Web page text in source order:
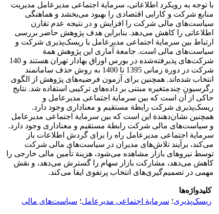
با توجه به رویکرد اطلاعاتی، سرمایة اجتماعی مدیرعامل مدیریت
منابع شرکت و کارایی اقتصادی را بهبود می‌بخشد و هماهنگی
سیاست‌های مالی شرکت را افزایش و در نتیجه عدم تقارن
اطلاعاتی را کاهش می‌دهد. بنابراین هدف پژوهش حاضر بررسی
ارتباط بین سرمایة اجتماعی مدیرعامل با ریسک‌پذیری شرکت و
سیاست‌های مالی است. جامعة آماری این پژوهش همة
شرکت‌های پذیرفته‌شده در بورس اوراق بهادار تهران هستند و 140
شرکت در دورة زمانی 1395 تا 1400 به روش حذف سامانمند
انتخاب‌ شده‌اند. همچنین برای آزمون فرضیه‌های پژوهش از الگوی
رگرسیون چندمتغیره مبتنی بر داده‌های ترکیبی استفاده شد. نتایج
حاکی از آن است که بین سرمایة اجتماعی مدیرعامل و
ریسک‌پذیری شرکت رابطة مستقیم و معناداری وجود دارد.
همچنین نشان‌دهندة این است که بین سرمایة اجتماعی مدیرعامل
و سیاست‌های مالی شرکت رابطة مستقیم و معناداری وجود دارد.
سرمایة اجتماعی مدیرعامل راه را برای گردش اطلاعات باز
می‌کند، برآیند تلاش‌های مدیران در سیاست‌های مالی شرکت
توسط نیروهای بازار مشاهده می‌شود، هزینة تأمین مالی خارجی را
کاهش می‌دهد، مشارکت بازار سهام را گسترش می‌دهد، و نقش
مهمی در تصمیم‌گیری‌های انتخاب پرتفوی ایفا می‌کند.
کلیدواژه‌ها
ریسک‌پذیری؛ سرمایة اجتماعی مدیرعامل؛ سیاست‌های مالی